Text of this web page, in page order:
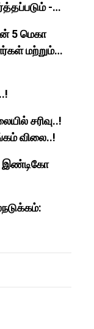
-
5 மெகா
மற்றும்
சரிவு..!
விலை..!
இண்டிகோ